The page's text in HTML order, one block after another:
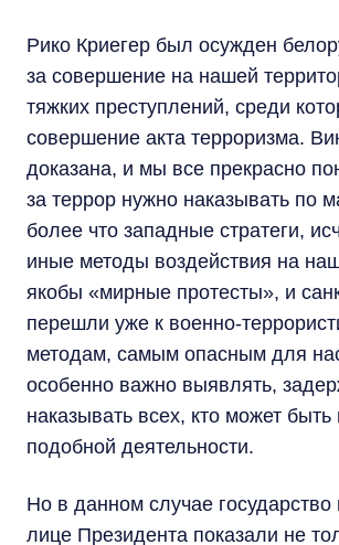
Рико Криегер был осужден
за совершение на нашей
тяжких преступлений, среди
совершение акта терроризма.
доказана, и мы все прекрасно
за террор нужно наказывать по
более что западные стратеги,
иные методы воздействия на
якобы «мирные протесты», и
перешли уже к военно-
методам, самым опасным для
особенно важно выявлять,
наказывать всех, кто может быть
подобной деятельности.
Но в данном случае государство
лице Президента показали не